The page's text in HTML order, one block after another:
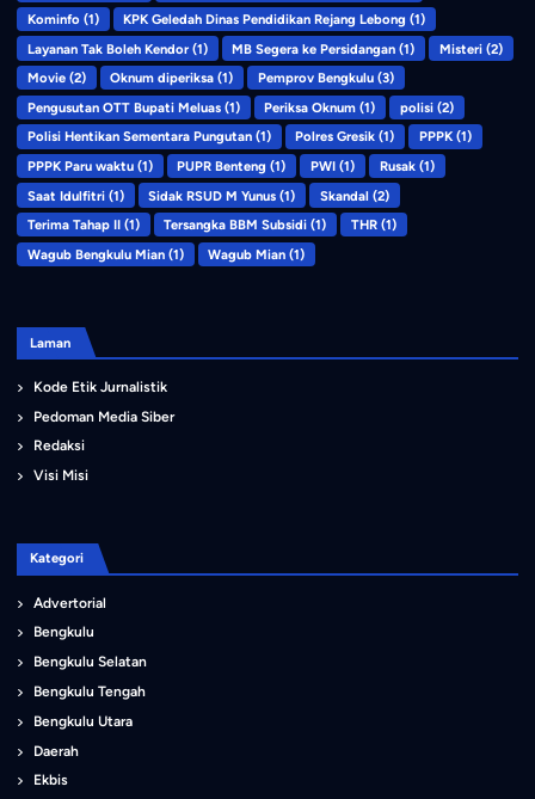
Kominfo(1) KPK Geledah Dinas Pendidikan Rejang Lebong (1)
Layanan Tak Boleh Kendor(1) MB Segera ke Persidangan (1) Misteri (2)
Movie(2) Oknum diperiksa (1) Pemprov Bengkulu (3)
Pengusutan OTT Bupati Meluas(1) Periksa Oknum (1) polisi (2)
Polisi Hentikan Sementara Pungutan(1) Polres Gresik (1) PPPK (1)
PPPK Paru waktu(1) PUPR Benteng (1) PWI (1) Rusak (1)
Saat Idulfitri(1) Sidak RSUD M Yunus (1) Skandal (2)
Terima Tahap II(1) Tersangka BBM Subsidi (1) THR (1)
Wagub Bengkulu Mian(1) Wagub Mian (1)
Laman
Kode Etik Jurnalistik
Pedoman Media Siber
Redaksi
Visi Misi
Kategori
Advertorial
Bengkulu
Bengkulu Selatan
Bengkulu Tengah
Bengkulu Utara
Daerah
Ekbis